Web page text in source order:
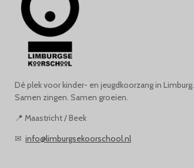
Dé plek voor kinder- en jeugdkoorzang in Limburg.
Samen zingen. Samen groeien.
📍 Maastricht / Beek
✉ info@limburgsekoorschool.nl